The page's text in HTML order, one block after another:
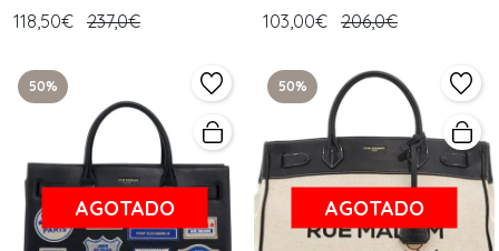
118,50€ 237,0€ 103,00€ 206,0€
50%
AGOTADO
50%
AGOTADO